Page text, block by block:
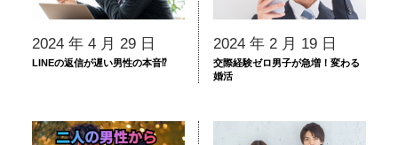
2024 年 4 月 29 日
LINEの返信が遅い男性の本音⁉
2024 年 2 月 19 日
交際経験ゼロ男子が急増！変わる
婚活